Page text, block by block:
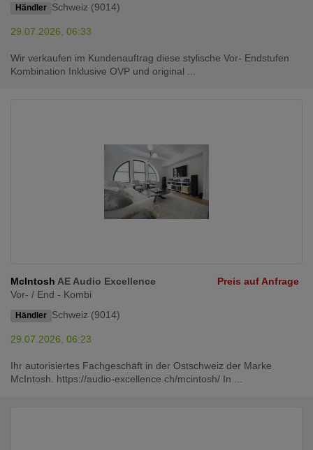
Händler Schweiz (9014)
29.07.2026, 06:33
Wir verkaufen im Kundenauftrag diese stylische Vor- Endstufen
Kombination Inklusive OVP und original ...
McIntosh AE Audio Excellence
Vor- / End - Kombi
Händler Schweiz (9014)
Preis auf Anfrage
29.07.2026, 06:23
Ihr autorisiertes Fachgeschäft in der Ostschweiz der Marke
McIntosh. https://audio-excellence.ch/mcintosh/ In ...